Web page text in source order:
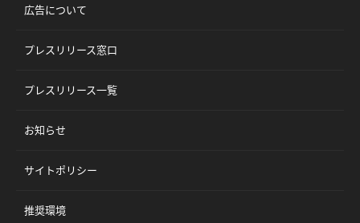
広告について
プレスリリース窓口
プレスリリース一覧
お知らせ
サイトポリシー
推奨環境